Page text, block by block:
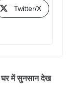
Twitter/X
घर में सुनसान देख